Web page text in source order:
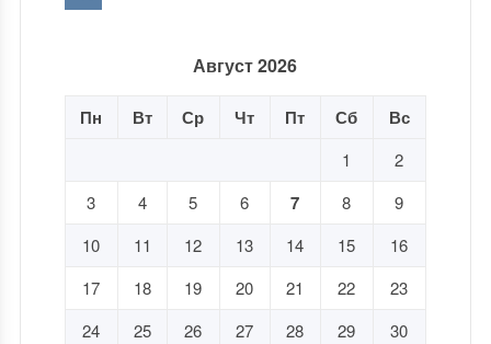
Август 2026
Пн Вт Ср Чт Пт Сб Вс
1
2
3
4 5 6 7 8
9
10
11 12 13 14 15
16
17
18 19 20 21 22
23
24
25 26 27 28 29
30